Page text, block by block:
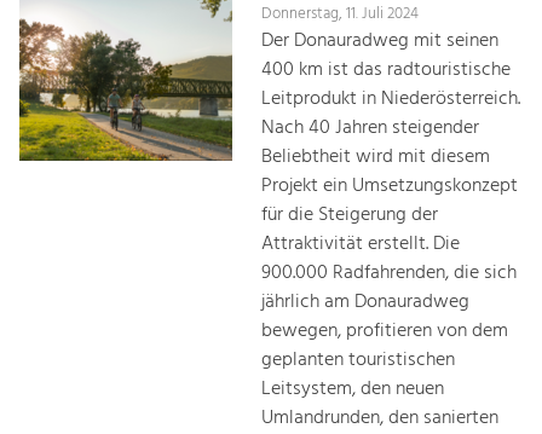
Donnerstag, 11. Juli 2024
Der Donauradweg mit seinen
400 km ist das radtouristische
Leitprodukt in Niederösterreich.
Nach 40 Jahren steigender
Beliebtheit wird mit diesem
Projekt ein Umsetzungskonzept
für die Steigerung der
Attraktivität erstellt. Die
900.000 Radfahrenden, die sich
jährlich am Donauradweg
bewegen, profitieren von dem
geplanten touristischen
Leitsystem, den neuen
Umlandrunden, den sanierten